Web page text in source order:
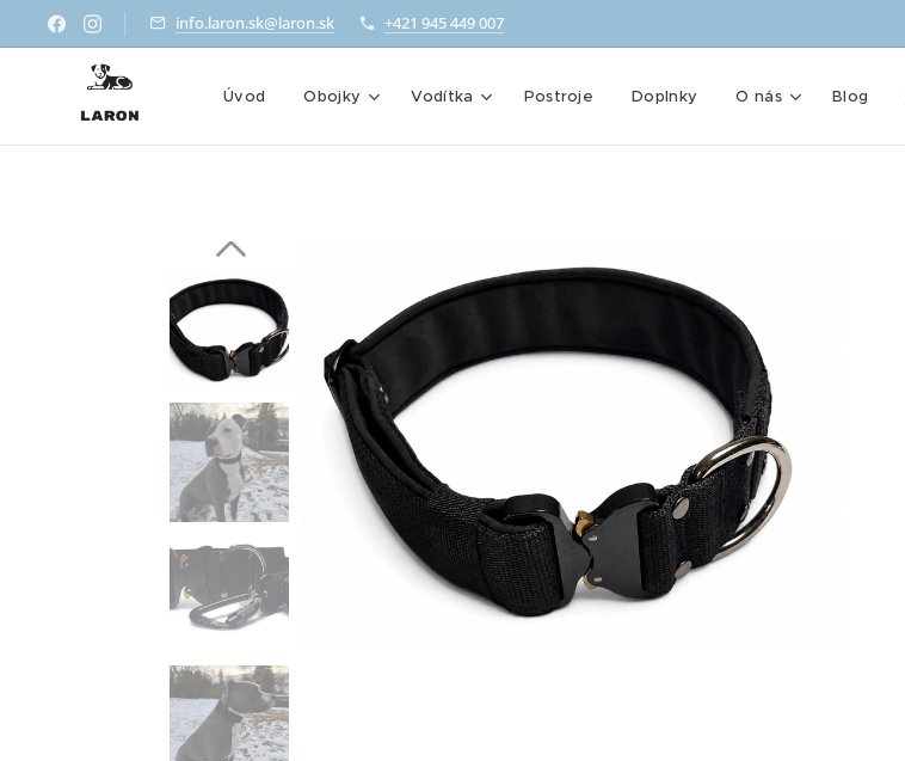
info.laron.sk@laron.sk +421 945 449 007
Úvod Obojky Vodítka Postroje Doplnky O nás Blog